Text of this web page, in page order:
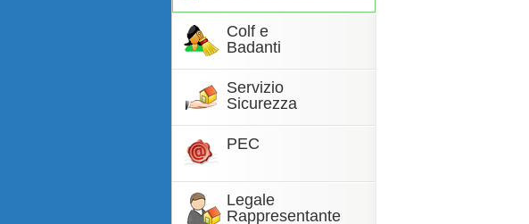
Colf e
Badanti
Servizio
Sicurezza
PEC
Legale
Rappresentante